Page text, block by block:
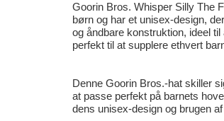
Goorin Bros. Whisper Silly The
børn og har et unisex-design,
og åndbare konstruktion, ideel
perfekt til at supplere ethvert
Denne Goorin Bros.-hat skiller
at passe perfekt på barnets
dens unisex-design og brugen